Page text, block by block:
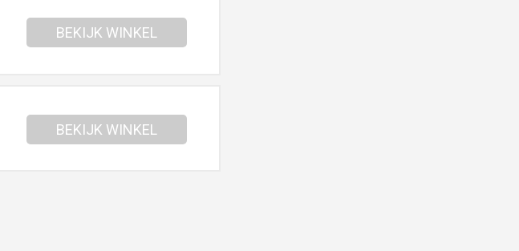
BEKIJK WINKEL
BEKIJK WINKEL